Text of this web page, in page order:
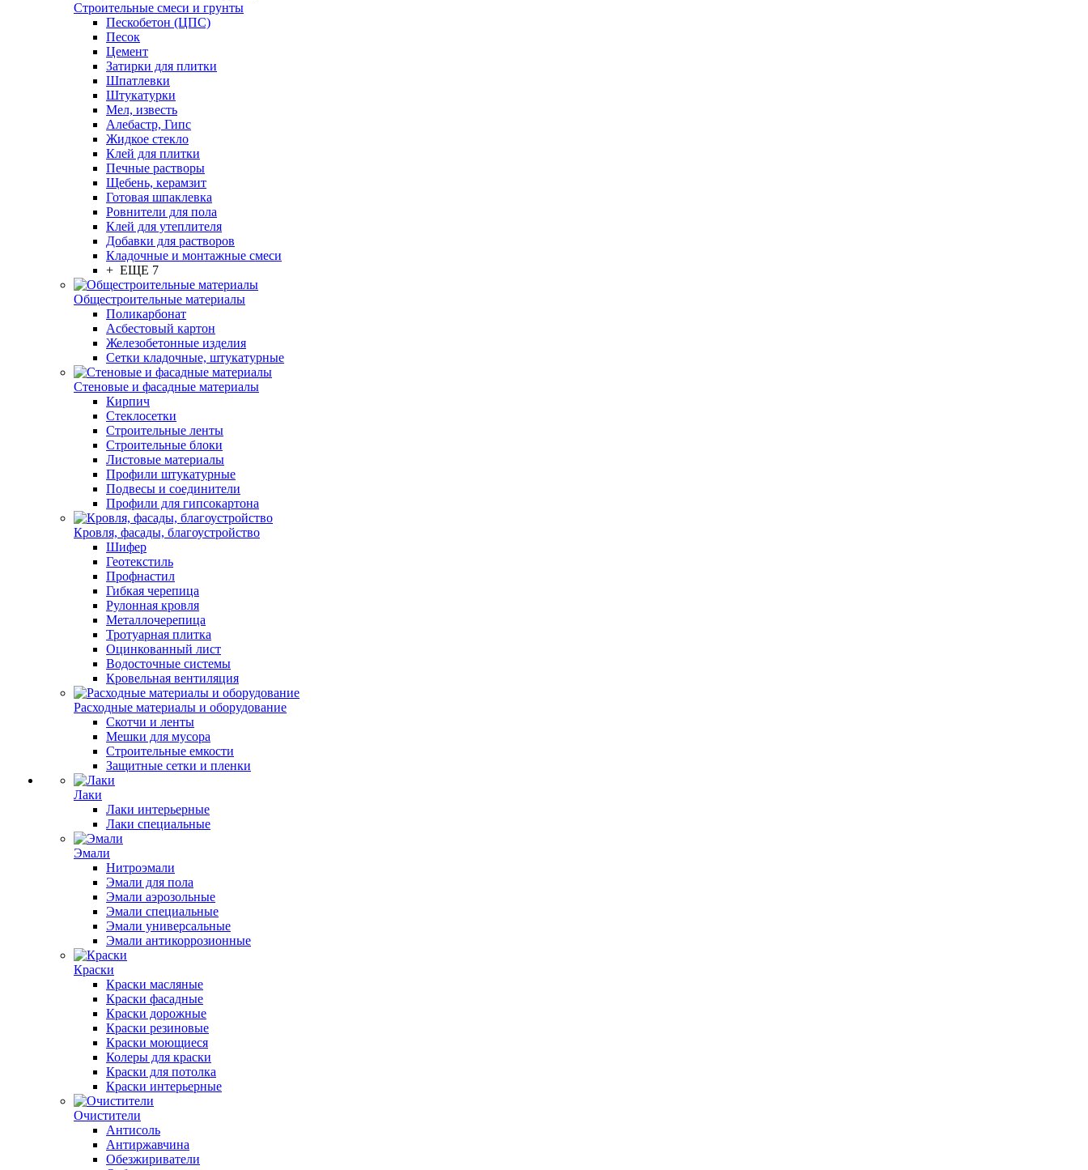
Строительные смеси и грунты
Пескобетон (ЦПС)
Песок
Цемент
Затирки для плитки
Шпатлевки
Штукатурки
Мел, известь
Алебастр, Гипс
Жидкое стекло
Клей для плитки
Печные растворы
Щебень, керамзит
Готовая шпаклевка
Ровнители для пола
Клей для утеплителя
Добавки для растворов
Кладочные и монтажные смеси
+ ЕЩЕ 7
Общестроительные материалы
Поликарбонат
Асбестовый картон
Железобетонные изделия
Сетки кладочные, штукатурные
Стеновые и фасадные материалы
Кирпич
Стеклосетки
Строительные ленты
Строительные блоки
Листовые материалы
Профили штукатурные
Подвесы и соединители
Профили для гипсокартона
Кровля, фасады, благоустройство
Шифер
Геотекстиль
Профнастил
Гибкая черепица
Рулонная кровля
Металлочерепица
Тротуарная плитка
Оцинкованный лист
Водосточные системы
Кровельная вентиляция
Расходные материалы и оборудование
Скотчи и ленты
Мешки для мусора
Строительные емкости
Защитные сетки и пленки
Лаки
Лаки интерьерные
Лаки специальные
Эмали
Нитроэмали
Эмали для пола
Эмали аэрозольные
Эмали специальные
Эмали универсальные
Эмали антикоррозионные
Краски
Краски масляные
Краски фасадные
Краски дорожные
Краски резиновые
Краски моющиеся
Колеры для краски
Краски для потолка
Краски интерьерные
Очистители
Антисоль
Антиржавчина
Обезжириватели